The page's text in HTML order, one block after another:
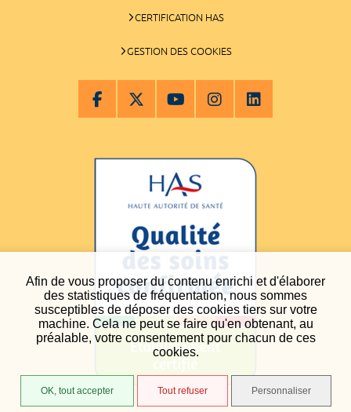
Afin de vous proposer du contenu enrichi et d'élaborer
des statistiques de fréquentation, nous sommes
susceptibles de déposer des cookies tiers sur votre
machine. Cela ne peut se faire qu'en obtenant, au
préalable, votre consentement pour chacun de ces
cookies.
OK, tout accepter Tout refuser Personnaliser
CERTIFICATION HAS
GESTION DES COOKIES